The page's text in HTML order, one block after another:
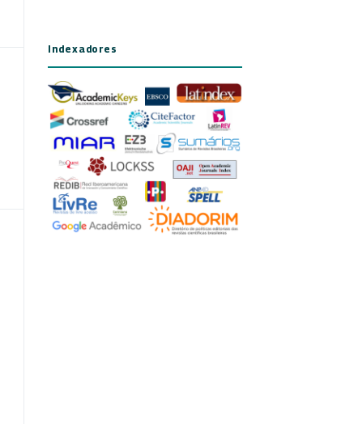
Indexadores